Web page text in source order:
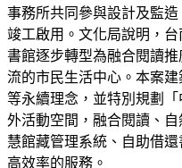
事務所共同參與設計及監
竣工啟用。文化局說明，
書館逐步轉型為融合閱讀
流的市民生活中心。本案
等永續理念，並特別規劃
外活動空間，融合閱讀、
慧館藏管理系統、自助借
高效率的服務。